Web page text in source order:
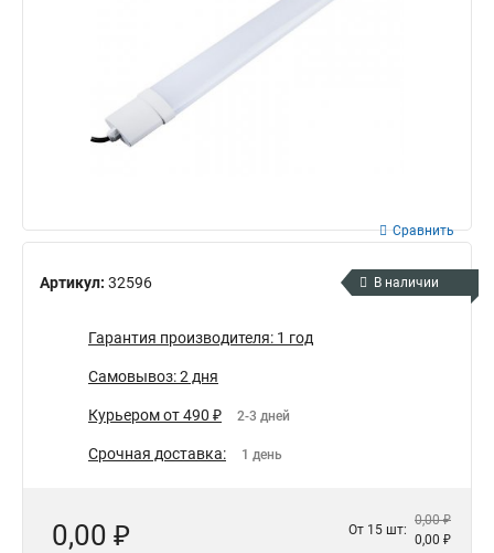
Артикул: 32596
Сравнить
В наличии
Гарантия производителя: 1 год
Самовывоз: 2 дня
Курьером от 490 ₽ 2-3 дней
Срочная доставка: 1 день
0,00 ₽ От 15 шт:
0,00 ₽
0,00 ₽